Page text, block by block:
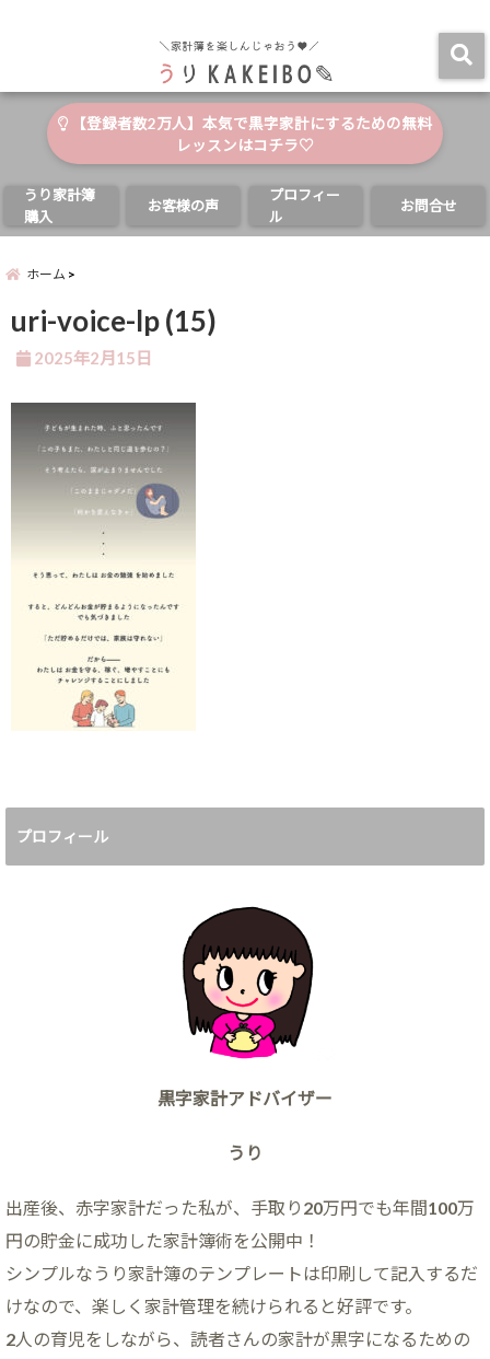
【登録者数2万人】本気で黒字家計にするための無料
レッスンはコチラ♡
うり家計簿
購入
お客様の声
プロフィー
ル
お問合せ
ホーム
uri-voice-lp (15)
2025年2月15日
プロフィール
黒字家計アドバイザー
うり
出産後、赤字家計だった私が、手取り20万円でも年間100万
円の貯金に成功した家計簿術を公開中！
シンプルなうり家計簿のテンプレートは印刷して記入するだ
けなので、楽しく家計管理を続けられると好評です。
2人の育児をしながら、読者さんの家計が黒字になるための